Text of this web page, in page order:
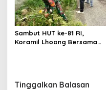
Sambut HUT ke-81 RI,
Koramil Lhoong Bersama
Tinggalkan Balasan